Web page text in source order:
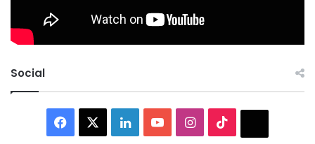
Social
Facebook LinkedInYouTubeInstagram